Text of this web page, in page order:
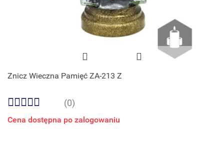
Znicz Wieczna Pamięć ZA-213 Z
(0)
Cena dostępna po zalogowaniu